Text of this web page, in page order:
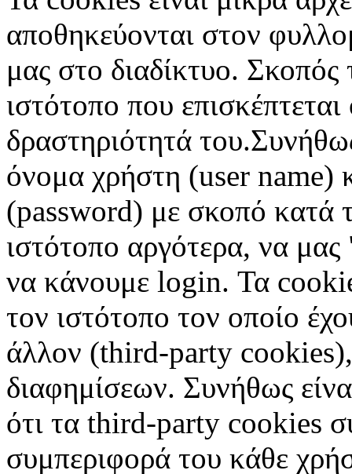
αποθηκεύονται στον
μας στο διαδίκτυο. Σκοπός
ιστότοπο που
δραστηριότητά
όνομα χρήστη (user name)
(password) με σκοπό κατά
ιστότοπο αργότερα, να μας
να κάνουμε login. Τα
τον ιστότοπο τον οποίο
άλλον (third-party
διαφημίσεων. Συνήθως
ότι τα third-party cookies
συμπεριφορά του κάθε